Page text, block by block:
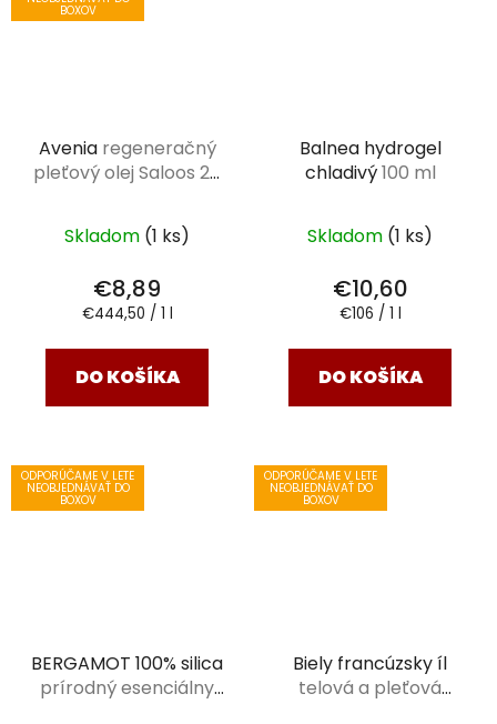
BOXOV
Avenia regeneračný
pleťový olej Saloos 20
Skladom (1 ks)
€8,89
Jednotková
€444,50 / 1 l
DO KOŠÍKA
Balnea hydrogel
chladivý100 ml
Skladom (1 ks)
€10,60
Jednotková
€106 / 1 l
DO KOŠÍKA
ODPORÚČAME V LETE
NEOBJEDNÁVAŤ DO
BOXOV
BERGAMOT 100% silica
prírodný esenciálny
ODPORÚČAME V LETE
NEOBJEDNÁVAŤ DO
BOXOV
Biely francúzsky íl
telová a pleťová